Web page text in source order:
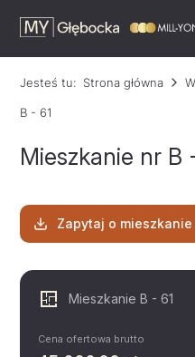
Jesteś tu: Strona główna
B - 61
Mieszkanie nr B
Zapytaj o mieszkanie
Mieszkanie B - 61
Cena ofertowa brutto